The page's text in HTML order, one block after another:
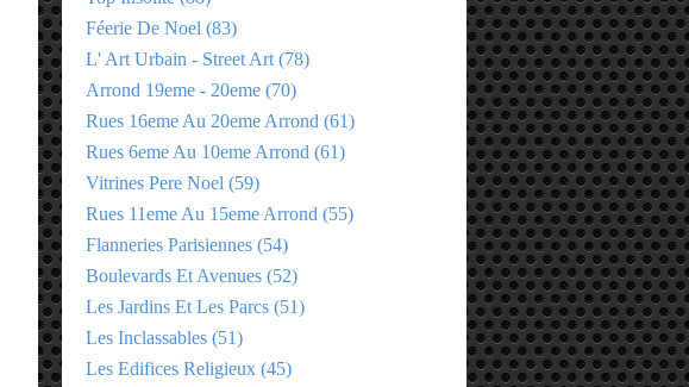
Féerie De Noel (83)
L' Art Urbain - Street Art (78)
Arrond 19eme - 20eme (70)
Rues 16eme Au 20eme Arrond (61)
Rues 6eme Au 10eme Arrond (61)
Vitrines Pere Noel (59)
Rues 11eme Au 15eme Arrond (55)
Flanneries Parisiennes (54)
Boulevards Et Avenues (52)
Les Jardins Et Les Parcs (51)
Les Inclassables (51)
Les Edifices Religieux (45)